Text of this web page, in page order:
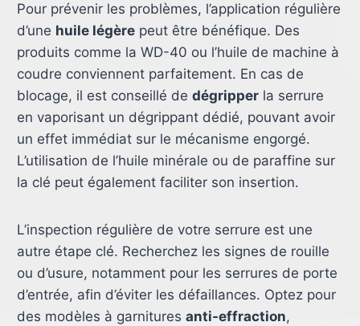
Pour prévenir les problèmes, l’application régulière
d’une huile légèrepeut être bénéfique. Des
produits comme la WD-40 ou l’huile de machine à
coudre conviennent parfaitement. En cas de
blocage, il est conseillé de dégripperla serrure
en vaporisant un dégrippant dédié, pouvant avoir
un effet immédiat sur le mécanisme engorgé.
L’utilisation de l’huile minérale ou de paraffine sur
la clé peut également faciliter son insertion.
L’inspection régulière de votre serrure est une
autre étape clé. Recherchez les signes de rouille
ou d’usure, notamment pour les serrures de porte
d’entrée, afin d’éviter les défaillances. Optez pour
des modèles à garnitures anti-effraction,